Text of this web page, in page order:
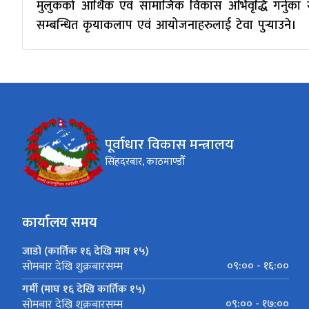
मुलुकको आर्थिक एवं सामाजिक विकास अभिवृद्धि गर्नुका
सम्बन्धित कृयाकलाप एवं आयोजनाहरुलाई टेवा पुर्‍याउने।
पूर्वाधार विकास मन्त्रालय
सिंहदरबार, काठमाण्डौँ
कार्यालय समय
जाडो (कार्तिक १६ देखि माघ १५)
सोमबार देखि शुक्रबारसम्म
०९:०० - १६:००
गर्मी (माघ १६ देखि कार्तिक १५)
सोमबार देखि शुक्रबारसम्म ०९:०० - १७:००